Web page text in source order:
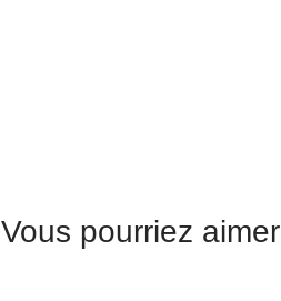
Vous pourriez aimer